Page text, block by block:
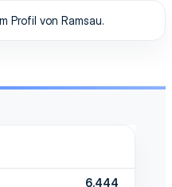
Profil von Ramsau.
6.444